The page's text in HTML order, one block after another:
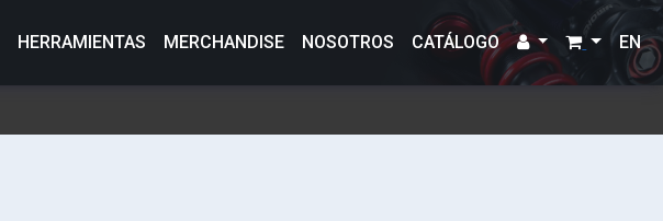
HERRAMIENTAS MERCHANDISE NOSOTROS CATÁLOGO EN